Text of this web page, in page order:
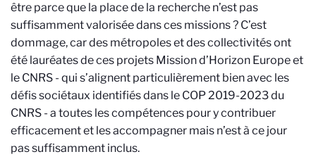
être parce que la place de la recherche n’est pas
suffisamment valorisée dans ces missions ? C’est
dommage, car des métropoles et des collectivités ont
été lauréates de ces projets Mission d’Horizon Europe et
le CNRS - qui s’alignent particulièrement bien avec les
défis sociétaux identifiés dans le COP 2019-2023 du
CNRS - a toutes les compétences pour y contribuer
efficacement et les accompagner mais n’est à ce jour
pas suffisamment inclus.